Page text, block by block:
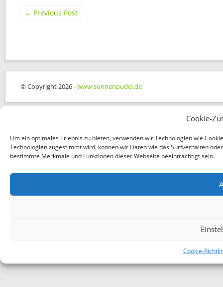
Cookie-
Um ein optimales Erlebnis zu bieten, verwenden wir Technologien wie
Technologien zugestimmt wird, können wir Daten wie das Surfverhalten
bestimmte Merkmale und Funktionen dieser Webseite beeinträchtigt sein.
Cookie-
← Previous Post
© Copyright 2026 -www.sonnenpudel.de